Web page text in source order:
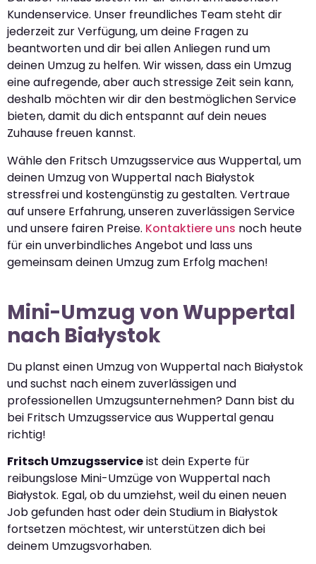
Kundenservice. Unser freundliches Team steht dir
jederzeit zur Verfügung, um deine Fragen zu
beantworten und dir bei allen Anliegen rund um
deinen Umzug zu helfen. Wir wissen, dass ein Umzug
eine aufregende, aber auch stressige Zeit sein kann,
deshalb möchten wir dir den bestmöglichen Service
bieten, damit du dich entspannt auf dein neues
Zuhause freuen kannst.
Wähle den Fritsch Umzugsservice aus Wuppertal, um
deinen Umzug von Wuppertal nach Białystok
stressfrei und kostengünstig zu gestalten. Vertraue
auf unsere Erfahrung, unseren zuverlässigen Service
und unsere fairen Preise. Kontaktiere uns noch heute
für ein unverbindliches Angebot und lass uns
gemeinsam deinen Umzug zum Erfolg machen!
Mini-Umzug von Wuppertal
nach Białystok
Du planst einen Umzug von Wuppertal nach Białystok
und suchst nach einem zuverlässigen und
professionellen Umzugsunternehmen? Dann bist du
bei Fritsch Umzugsservice aus Wuppertal genau
richtig!
Fritsch Umzugsserviceist dein Experte für
reibungslose Mini-Umzüge von Wuppertal nach
Białystok. Egal, ob du umziehst, weil du einen neuen
Job gefunden hast oder dein Studium in Białystok
fortsetzen möchtest, wir unterstützen dich bei
deinem Umzugsvorhaben.